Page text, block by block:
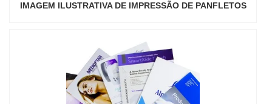
IMAGEM ILUSTRATIVA DE IMPRESSÃO DE PANFLETOS